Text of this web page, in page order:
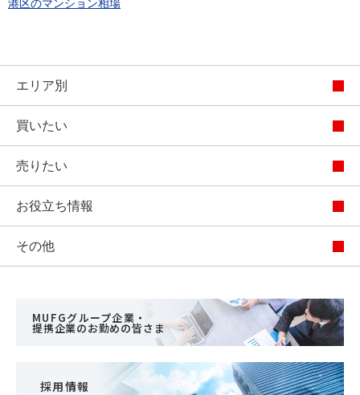
港区のマンション相場
エリア別
買いたい
売りたい
お役立ち情報
その他
MUFGグループ企業・
提携企業のお勤めの皆さま
採用情報